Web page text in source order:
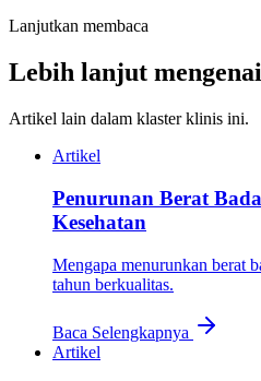
Lanjutkan membaca
Lebih lanjut
Artikel lain dalam klaster klinis ini.
Artikel
Penurunan Berat
Kesehatan
Mengapa menurunkan berat
tahun berkualitas.
Baca Selengkapnya
Artikel